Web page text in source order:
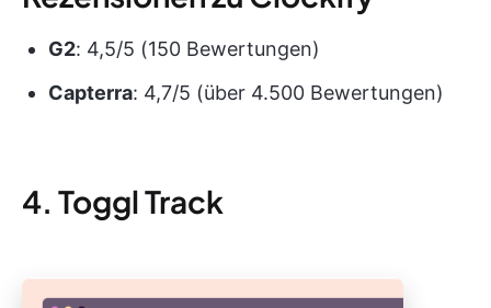
G2: 4,5/5 (150 Bewertungen)
Capterra: 4,7/5 (über 4.500 Bewertungen)
4. Toggl Track